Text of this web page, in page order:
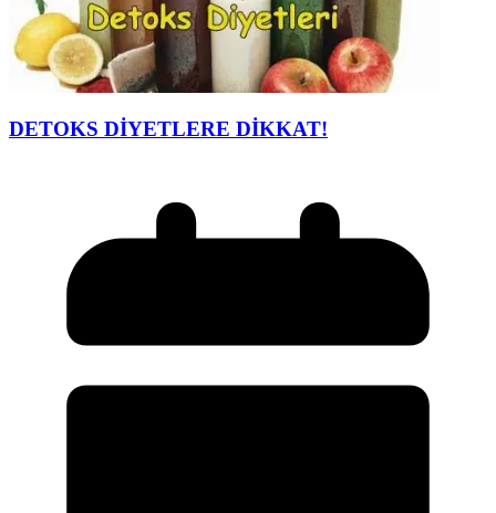
DETOKS DİYETLERE DİKKAT!